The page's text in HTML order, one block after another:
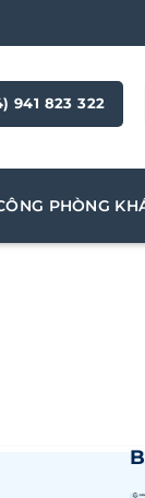
941 823 322
PHÒNG